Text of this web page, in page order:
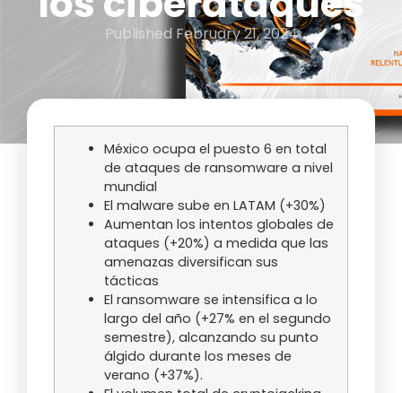
Published February 21, 2024
México ocupa el puesto 6 en total
de ataques de ransomware a nivel
mundial
El malware sube en LATAM (+30%)
Aumentan los intentos globales de
ataques (+20%) a medida que las
amenazas diversifican sus
tácticas
El ransomware se intensifica a lo
largo del año (+27% en el segundo
semestre), alcanzando su punto
álgido durante los meses de
verano (+37%).